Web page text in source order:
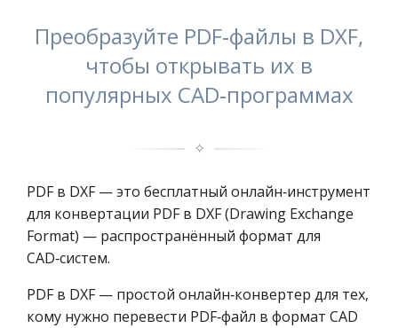
Преобразуйте PDF‑файлы в DXF,
чтобы открывать их в
популярных CAD‑программах
✧
PDF в DXF — это бесплатный онлайн‑инструмент
для конвертации PDF в DXF (Drawing Exchange
Format) — распространённый формат для
CAD‑систем.
PDF в DXF — простой онлайн‑конвертер для тех,
кому нужно перевести PDF‑файл в формат CAD